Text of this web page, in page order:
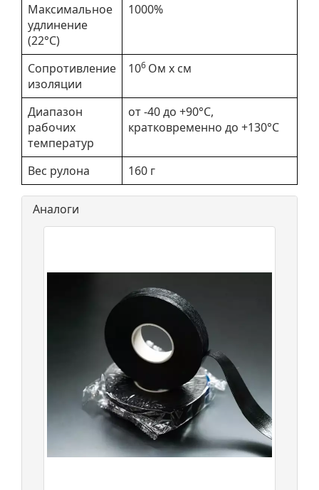
Максимальное
удлинение
(22°С)
1000%
Сопротивление
изоляции
106 Ом x см
Диапазон
рабочих
температур
от -40 до +90°С,
кратковременно до +130°С
Вес рулона 160 г
Аналоги